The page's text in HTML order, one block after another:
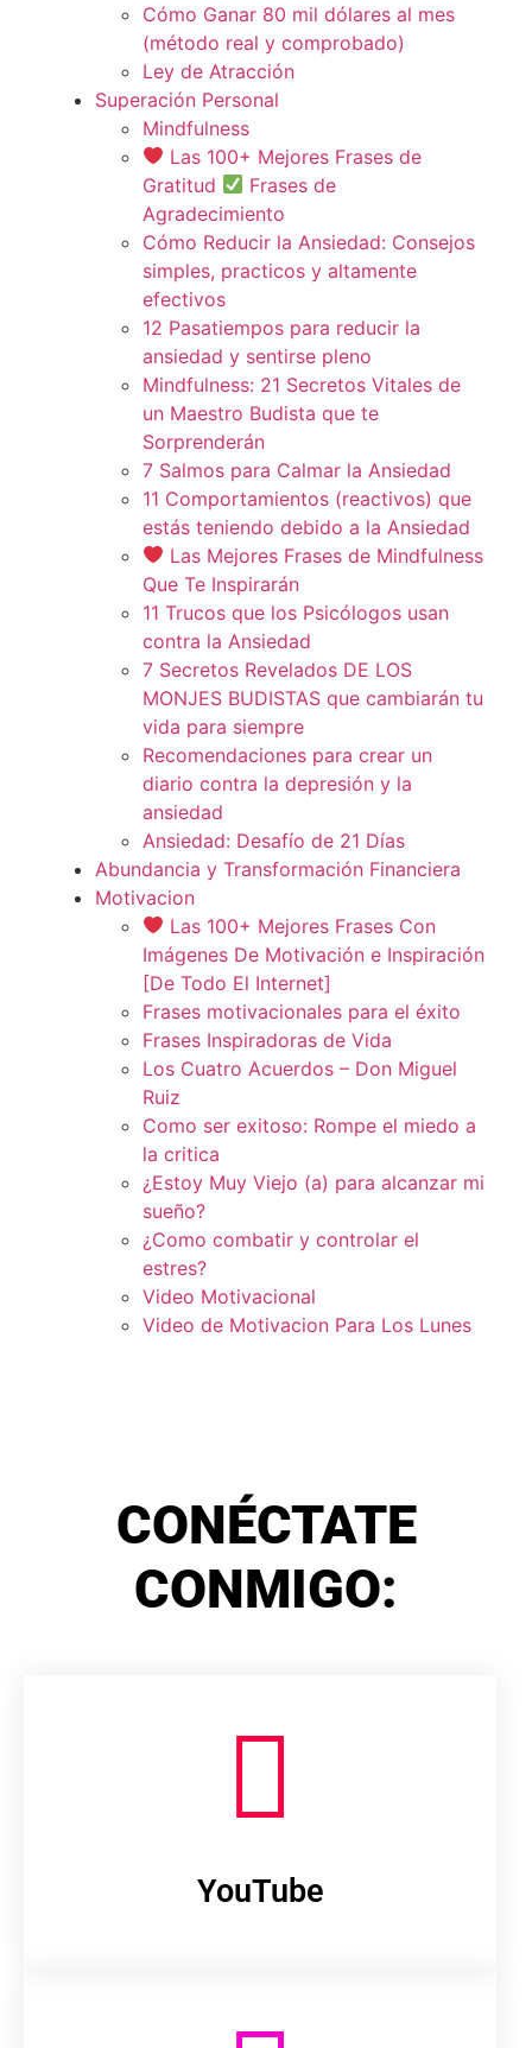
Cómo Ganar 80 mil dólares al mes
(método real y comprobado)
Ley de Atracción
Superación Personal
Mindfulness
Las 100+ Mejores Frases de
Gratitud
Frases de
Agradecimiento
Cómo Reducir la Ansiedad: Consejos
simples, practicos y altamente
efectivos
12 Pasatiempos para reducir la
ansiedad y sentirse pleno
Mindfulness: 21 Secretos Vitales de
un Maestro Budista que te
Sorprenderán
7 Salmos para Calmar la Ansiedad
11 Comportamientos (reactivos) que
estás teniendo debido a la Ansiedad
Las Mejores Frases de Mindfulness
Que Te Inspirarán
11 Trucos que los Psicólogos usan
contra la Ansiedad
7 Secretos Revelados DE LOS
MONJES BUDISTAS que cambiarán tu
vida para siempre
Recomendaciones para crear un
diario contra la depresión y la
ansiedad
Ansiedad: Desafío de 21 Días
Abundancia y Transformación Financiera
Motivacion
Las 100+ Mejores Frases Con
Imágenes De Motivación e Inspiración
[De Todo El Internet]
Frases motivacionales para el éxito
Frases Inspiradoras de Vida
Los Cuatro Acuerdos – Don Miguel
Ruiz
Como ser exitoso: Rompe el miedo a
la critica
¿Estoy Muy Viejo (a) para alcanzar mi
sueño?
¿Como combatir y controlar el
estres?
Video Motivacional
Video de Motivacion Para Los Lunes
CONÉCTATE
CONMIGO:
YouTube